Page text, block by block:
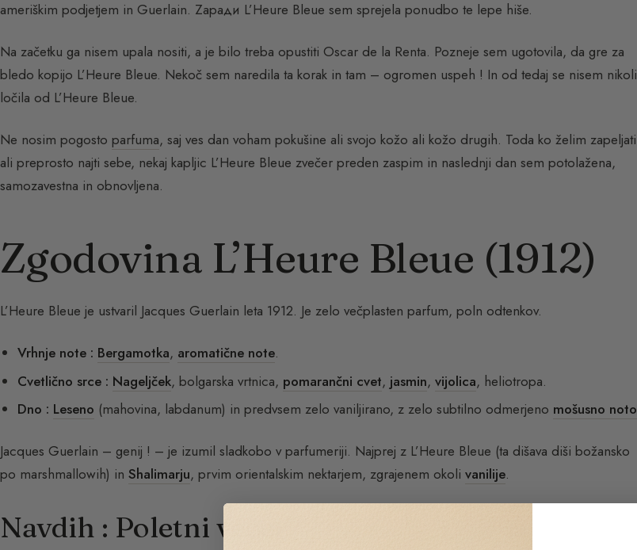
ameriškim podjetjem in Guerlain. Zaради L’Heure Bleue sem sprejela ponudbo te lepe hiše.
Na začetku ga nisem upala nositi, a je bilo treba opustiti Oscar de la Renta. Pozneje sem ugotovila, da gre za
bledo kopijo L’Heure Bleue. Nekoč sem naredila ta korak in tam – ogromen uspeh ! In od tedaj se nisem nikoli
ločila od L’Heure Bleue.
Ne nosim pogosto parfuma, saj ves dan voham pokušine ali svojo kožo ali kožo drugih. Toda ko želim zapeljati
ali preprosto najti sebe, nekaj kapljic L’Heure Bleue zvečer preden zaspim in naslednji dan sem potolažena,
samozavestna in obnovljena.
Zgodovina L’Heure Bleue (1912)
L’Heure Bleue je ustvaril Jacques Guerlain leta 1912. Je zelo večplasten parfum, poln odtenkov.
Vrhnje note : Bergamotka, aromatične note.
Cvetlično srce : Nageljček, bolgarska vrtnica, pomarančni cvet, jasmin,vijolica, heliotropa.
Dno : Leseno (mahovina, labdanum) in predvsem zelo vaniljirano, z zelo subtilno odmerjeno mošusno noto
Jacques Guerlain – genij ! – je izumil sladkobo v parfumeriji. Najprej z L’Heure Bleue (ta dišava diši božansko
po marshmallowih) in Shalimarju, prvim orientalskim nektarjem, zgrajenem okoli vanilije.
Navdih : Poletni večer